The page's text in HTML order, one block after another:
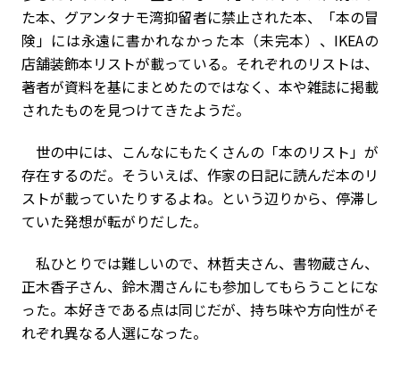
た本、グアンタナモ湾抑留者に禁止された本、「本の冒
険」には永遠に書かれなかった本（未完本）、IKEAの
店舗装飾本リストが載っている。それぞれのリストは、
著者が資料を基にまとめたのではなく、本や雑誌に掲載
されたものを見つけてきたようだ。
世の中には、こんなにもたくさんの「本のリスト」が
存在するのだ。そういえば、作家の日記に読んだ本のリ
ストが載っていたりするよね。という辺りから、停滞し
ていた発想が転がりだした。
私ひとりでは難しいので、林哲夫さん、書物蔵さん、
正木香子さん、鈴木潤さんにも参加してもらうことにな
った。本好きである点は同じだが、持ち味や方向性がそ
れぞれ異なる人選になった。